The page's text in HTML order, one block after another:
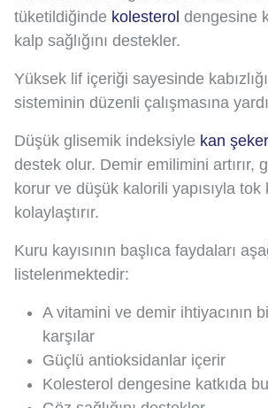
tüketildiğinde kolesterol dengesine
kalp sağlığını destekler.
Yüksek lif içeriği sayesinde
sisteminin düzenli çalışmasına
Düşük glisemik indeksiyle kan
destek olur. Demir emilimini artırır,
korur ve düşük kalorili yapısıyla tok
kolaylaştırır.
Kuru kayısının başlıca faydaları
listelenmektedir:
A vitamini ve demir ihtiyacının
karşılar
Güçlü antioksidanlar içerir
Kolesterol dengesine katkıda